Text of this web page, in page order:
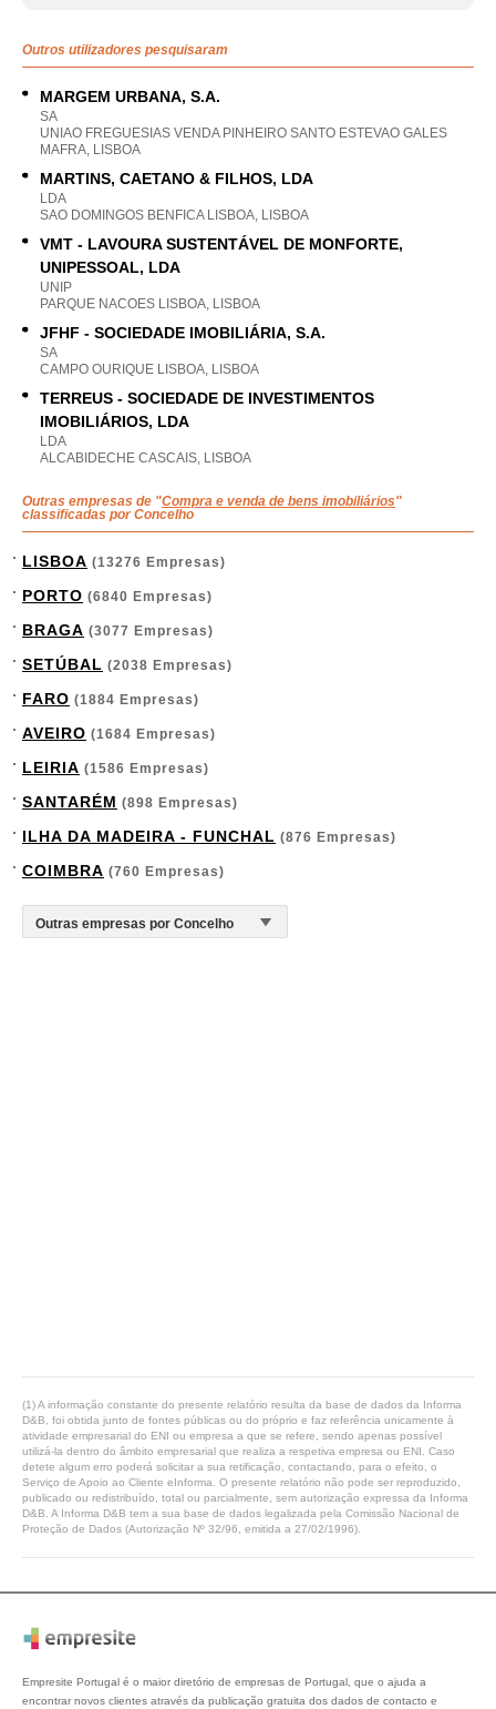
Outros utilizadores pesquisaram
MARGEM URBANA, S.A.
SA
UNIAO FREGUESIAS VENDA PINHEIRO SANTO ESTEVAO GALES
MAFRA, LISBOA
MARTINS, CAETANO & FILHOS, LDA
LDA
SAO DOMINGOS BENFICA LISBOA, LISBOA
VMT - LAVOURA SUSTENTÁVEL DE MONFORTE,
UNIPESSOAL, LDA
UNIP
PARQUE NACOES LISBOA, LISBOA
JFHF - SOCIEDADE IMOBILIÁRIA, S.A.
SA
CAMPO OURIQUE LISBOA, LISBOA
TERREUS - SOCIEDADE DE INVESTIMENTOS
IMOBILIÁRIOS, LDA
LDA
ALCABIDECHE CASCAIS, LISBOA
Outras empresas de "Compra e venda de bens imobiliários"
classificadas por Concelho
LISBOA (13276 Empresas)
PORTO (6840 Empresas)
BRAGA (3077 Empresas)
SETÚBAL (2038 Empresas)
FARO (1884 Empresas)
AVEIRO (1684 Empresas)
LEIRIA (1586 Empresas)
SANTARÉM (898 Empresas)
ILHA DA MADEIRA - FUNCHAL (876 Empresas)
COIMBRA (760 Empresas)
(1) A informação constante do presente relatório resulta da base de dados da Informa
D&B, foi obtida junto de fontes públicas ou do próprio e faz referência unicamente à
atividade empresarial do ENI ou empresa a que se refere, sendo apenas possível
utilizá-la dentro do âmbito empresarial que realiza a respetiva empresa ou ENI. Caso
detete algum erro poderá solicitar a sua retificação, contactando, para o efeito, o
Serviço de Apoio ao Cliente eInforma. O presente relatório não pode ser reproduzido,
publicado ou redistribuído, total ou parcialmente, sem autorização expressa da Informa
D&B. A Informa D&B tem a sua base de dados legalizada pela Comissão Nacional de
Proteção de Dados (Autorização Nº 32/96, emitida a 27/02/1996).
Empresite Portugal é o maior diretório de empresas de Portugal, que o ajuda a
encontrar novos clientes através da publicação gratuita dos dados de contacto e